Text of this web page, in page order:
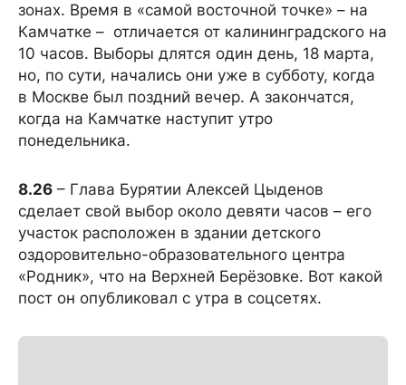
зонах. Время в «самой восточной точке» – на
Камчатке – отличается от калининградского на
10 часов. Выборы длятся один день, 18 марта,
но, по сути, начались они уже в субботу, когда
в Москве был поздний вечер. А закончатся,
когда на Камчатке наступит утро
понедельника.
8.26 – Глава Бурятии Алексей Цыденов
сделает свой выбор около девяти часов – его
участок расположен в здании детского
оздоровительно-образовательного центра
«Родник», что на Верхней Берёзовке. Вот какой
пост он опубликовал с утра в соцсетях.